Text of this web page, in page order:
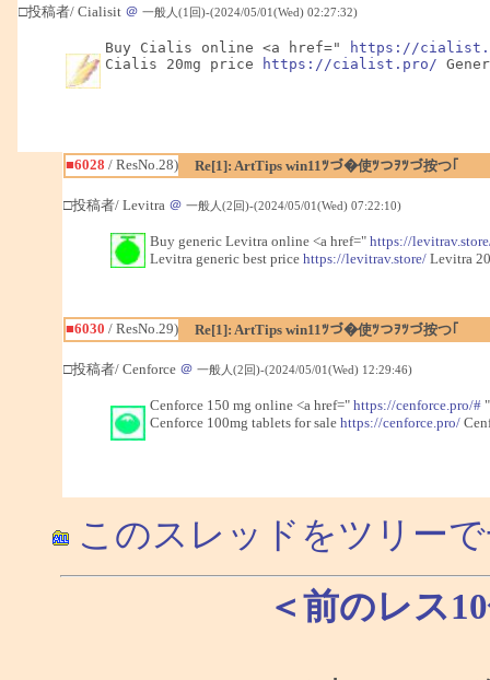
□投稿者/ Cialisit ＠ 一般人(1回)-(2024/05/01(Wed) 02:27:32)
Buy Cialis online <a href="
https://
Cialis 20mg price
https://cialist.pro/
■6028 / ResNo.28) Re[1]: ArtTips win11ﾂづ�使ﾂつｦﾂづ按つ｢
□投稿者/ Levitra ＠ 一般人(2回)-(2024/05/01(Wed) 07:22:10)
Buy generic Levitra online <a href=" https://
Levitra generic best price https://levitrav.store/Levitra
■6030 / ResNo.29) Re[1]: ArtTips win11ﾂづ�使ﾂつｦﾂづ按つ｢
□投稿者/ Cenforce ＠ 一般人(2回)-(2024/05/01(Wed) 12:29:46)
Cenforce 150 mg online <a href=" https://cenforce.pro/#
Cenforce 100mg tablets for sale https://cenforce.pro/
このスレッドをツリー
＜前のレス